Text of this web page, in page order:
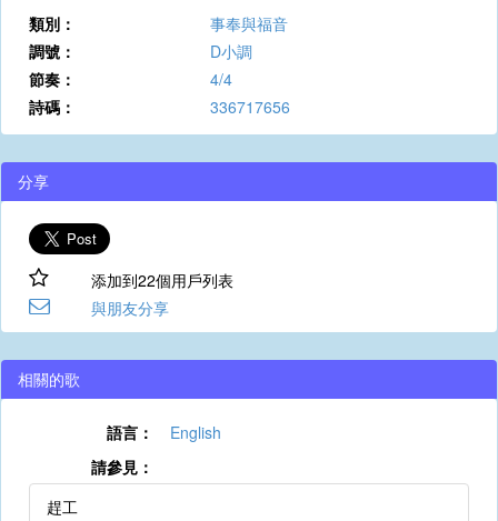
類別：
事奉與福音
調號：
D小調
節奏：
4/4
詩碼：
336717656
分享
添加到22個用戶列表
與朋友分享
相關的歌
語言：
English
請參見：
趕工